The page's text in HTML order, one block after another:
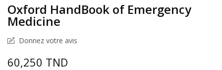
Oxford HandBook of Emergency
Medicine
Donnez votre avis
60,250 TND